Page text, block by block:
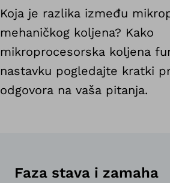
Koja je razlika između
mehaničkog koljena? Kako
mikroprocesorska koljena
nastavku pogledajte kratki
odgovora na vaša pitanja.
Faza stava i zamaha